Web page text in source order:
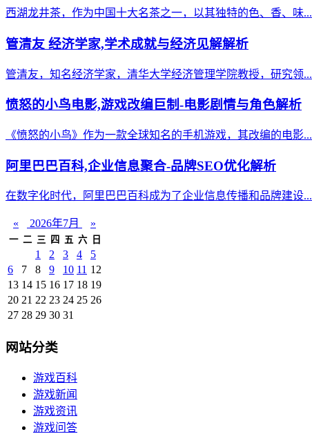
西湖龙井茶，作为中国十大名茶之一，以其独特的色、香、味...
管清友 经济学家,学术成就与经济见解解析
管清友，知名经济学家，清华大学经济管理学院教授，研究领...
愤怒的小鸟电影,游戏改编巨制-电影剧情与角色解析
《愤怒的小鸟》作为一款全球知名的手机游戏，其改编的电影...
阿里巴巴百科,企业信息聚合-品牌SEO优化解析
在数字化时代，阿里巴巴百科成为了企业信息传播和品牌建设...
« 2026年7月 »
一 二 三 四 五 六 日
1 2 3 4
5
6
7 8 9 10 11 12
13 14 15 16 17 18 19
20 21 22 23 24 25 26
27 28 29 30 31
网站分类
游戏百科
游戏新闻
游戏资讯
游戏问答